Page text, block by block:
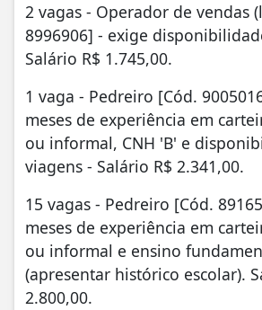
2 vagas - Operador de vendas
8996906] - exige
Salário R$ 1.745,00.
1 vaga - Pedreiro [Cód.
meses de experiência em
ou informal, CNH 'B' e
viagens - Salário R$ 2.341,00.
15 vagas - Pedreiro [Cód.
meses de experiência em
ou informal e ensino
(apresentar histórico escolar).
2.800,00.